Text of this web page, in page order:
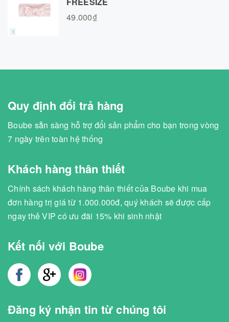
49.000₫
Quy định đổi trả hàng
Boube sẵn sàng hỗ trợ đổi sản phẩm cho bạn trong vòng
7 ngày trên toàn hệ thống
Khách hàng thân thiết
Chính sách khách hàng thân thiết của Boube khi mua
đơn hàng trị giá từ 1.000.000đ, quý khách sẽ được cấp
ngay thẻ VIP có ưu đãi 15% khi sinh nhật
Kết nối với Boube
Đăng ký nhận tin từ chúng tôi